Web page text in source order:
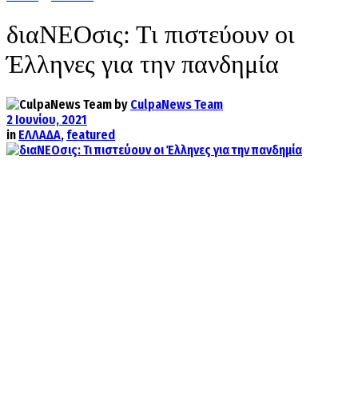
διαΝΕΟσις: Τι πιστεύουν οι
Έλληνες για την πανδημία
by CulpaNews Team
2 Ιουνίου, 2021
in ΕΛΛΑΔΑ, featured